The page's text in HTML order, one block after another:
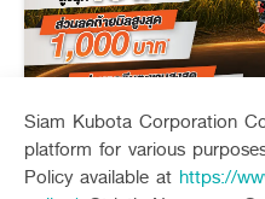
Siam Kubota Corporation
platform for various
Policy available at https://
คูโบต้า เซอร์วิส แคร์ (